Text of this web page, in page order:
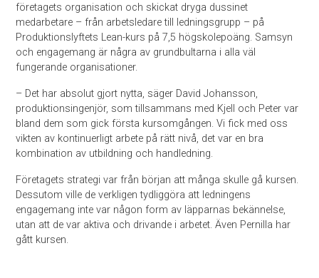
företagets organisation och skickat dryga dussinet
medarbetare – från arbetsledare till ledningsgrupp – på
Produktionslyftets Lean-kurs på 7,5 högskolepoäng. Samsyn
och engagemang är några av grundbultarna i alla väl
fungerande organisationer.
– Det har absolut gjort nytta, säger David Johansson,
produktionsingenjör, som tillsammans med Kjell och Peter var
bland dem som gick första kursomgången. Vi fick med oss
vikten av kontinuerligt arbete på rätt nivå, det var en bra
kombination av utbildning och handledning.
Företagets strategi var från början att många skulle gå kursen.
Dessutom ville de verkligen tydliggöra att ledningens
engagemang inte var någon form av läpparnas bekännelse,
utan att de var aktiva och drivande i arbetet. Även Pernilla har
gått kursen.